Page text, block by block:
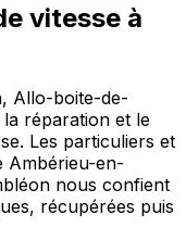
vitesse à
Allo-boite-de-
réparation et le
Les particuliers et
Ambérieu-en-
nous confient
récupérées puis